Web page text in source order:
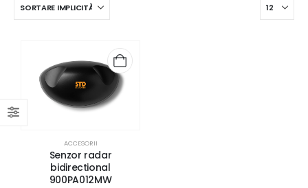
ACCESORII
Senzor radar
bidirectional
900PA012MW